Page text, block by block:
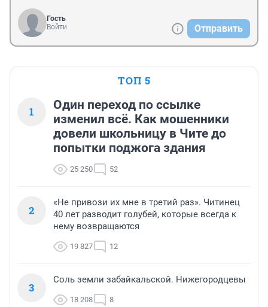
Гость
Войти
Отправить
ТОП 5
1
Один переход по ссылке
изменил всё. Как мошенники
довели школьницу в Чите до
попытки поджога здания
25 250 52
2
«Не привози их мне в третий раз». Читинец
40 лет разводит голубей, которые всегда к
нему возвращаются
19 827 12
3
Соль земли забайкальской. Нижегородцевы
18 208 8